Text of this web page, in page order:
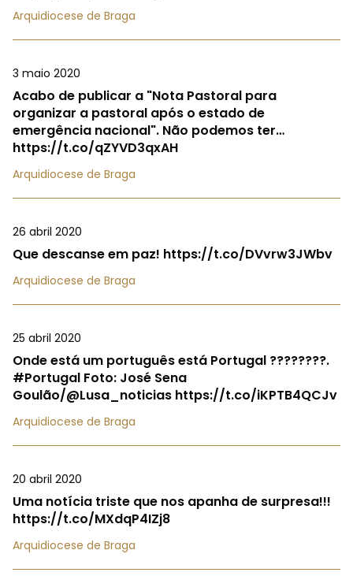
Arquidiocese de Braga
3 maio 2020
Acabo de publicar a "Nota Pastoral para
organizar a pastoral após o estado de
emergência nacional". Não podemos ter…
https://t.co/qZYVD3qxAH
Arquidiocese de Braga
26 abril 2020
Que descanse em paz! https://t.co/DVvrw3JWbv
Arquidiocese de Braga
25 abril 2020
Onde está um português está Portugal ????????.
#Portugal Foto: José Sena
Goulão/@Lusa_noticias https://t.co/iKPTB4QCJv
Arquidiocese de Braga
20 abril 2020
Uma notícia triste que nos apanha de surpresa!!!
https://t.co/MXdqP4IZj8
Arquidiocese de Braga